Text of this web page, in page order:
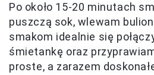
Po około 15-20 minutach
puszczą sok, wlewam
smakom idealnie się
śmietankę oraz
proste, a zarazem